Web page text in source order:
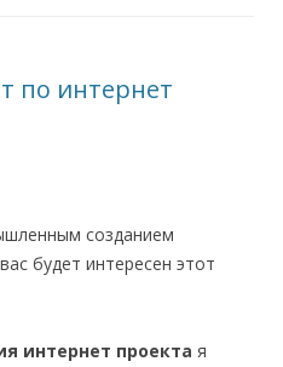
по интернет
созданием
будет интересен этот
интернет проекта я